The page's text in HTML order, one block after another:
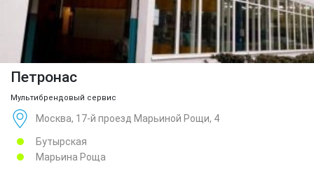
Петронас
Мультибрендовый сервис
Москва, 17-й проезд Марьиной Рощи, 4
Бутырская
Марьина Роща